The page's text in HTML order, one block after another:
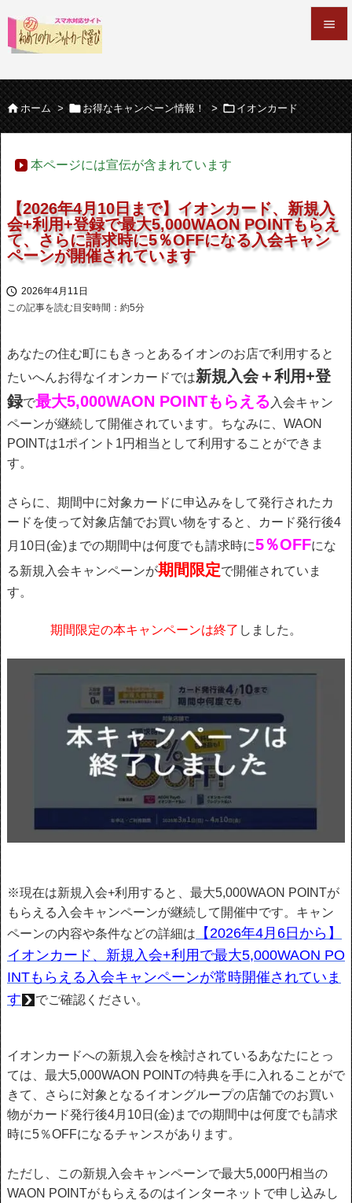


サイド
次へ

ホーム >  お得なキャンペーン情報！ > イオンカード
本ページには宣伝が含まれています
【2026年4月10日まで】イオンカード、新規入
会+利用+登録で最大5,000WAON POINTもらえ
て、さらに請求時に5％OFFになる入会キャン
ペーンが開催されています
 2026年4月11日
この記事を読む目安時間：約5分
あなたの住む町にもきっとあるイオンのお店で利用すると
たいへんお得なイオンカードでは新規入会＋利用+登
録で最大5,000WAON POINTもらえる 入会キャン
ペーンが継続して開催されています。ちなみに、WAON
POINTは1ポイント1円相当として利用することができま
す。
さらに、期間中に対象カードに申込みをして発行されたカ
ードを使って対象店舗でお買い物をすると、カード発行後4
月10日(金)までの期間中は何度でも請求時に5％OFFにな
る新規入会キャンペーンが期間限定で開催されていま
す。
期間限定の本キャンペーンは終了 しました。
※現在は新規入会+利用すると、最大5,000WAON POINTが
もらえる入会キャンペーンが継続して開催中です。キャン
ペーンの内容や条件などの詳細は
【2026年4月6日から】
イオンカード、新規入会+利用で最大5,000WAON PO
INTもらえる入会キャンペーンが常時開催されていま
す
でご確認ください。
イオンカードへの新規入会を検討されているあなたにとっ
ては、最大5,000WAON POINTの特典を手に入れることがで
きて、さらに対象となるイオングループの店舗でのお買い
物がカード発行後4月10日(金)までの期間中は何度でも請求
時に5％OFFになるチャンスがあります。
ただし、この新規入会キャンペーンで最大5,000円相当の
WAON POINTがもらえるのはインターネットで申し込みし